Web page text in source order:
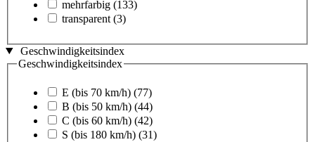
mehrfarbig (133)
transparent (3)
Geschwindigkeitsindex
Geschwindigkeitsindex
E (bis 70 km/h) (77)
B (bis 50 km/h) (44)
C (bis 60 km/h) (42)
S (bis 180 km/h) (31)